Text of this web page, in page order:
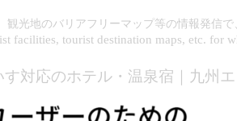
光地のバリアフリーマップ等の情報発信
facilities, tourist destination maps, etc. for
対応のホテル・温泉宿｜九州